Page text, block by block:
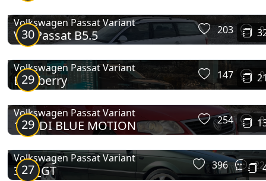
Passat Variant (B9)
30
Volkswagen Passat Variant
VW Passat B5.5 203 9
29
Volkswagen Passat Variant
Blueberry 147 0
29
Volkswagen Passat Variant
1.6 TDI BLUE MOTION 254 8
27
Volkswagen Passat Variant
ЗЕЛ_GT 396 22